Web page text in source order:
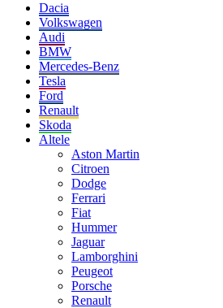
Dacia
Volkswagen
Audi
BMW
Mercedes-Benz
Tesla
Ford
Renault
Skoda
Altele
Aston Martin
Citroen
Dodge
Ferrari
Fiat
Hummer
Jaguar
Lamborghini
Peugeot
Porsche
Renault